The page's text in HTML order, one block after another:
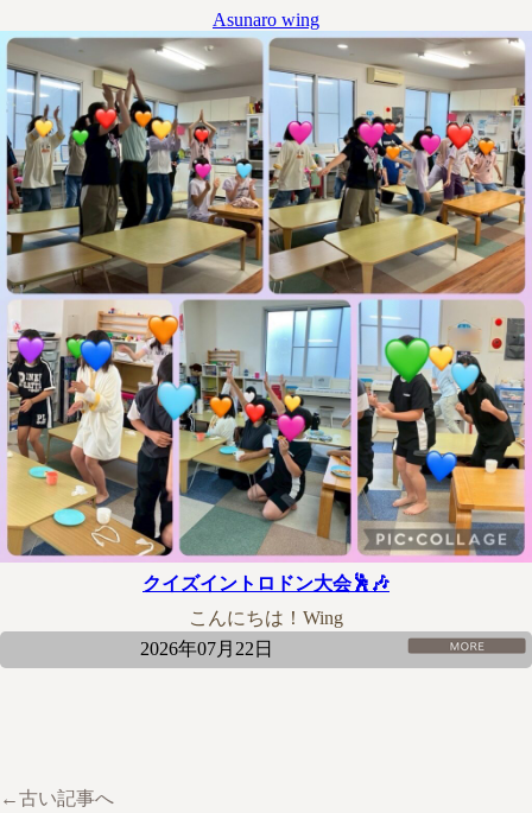
Asunaro wing
クイズイントロドン大会🕺🎶
こんにちは！Wing
2026年07月22日
←古い記事へ